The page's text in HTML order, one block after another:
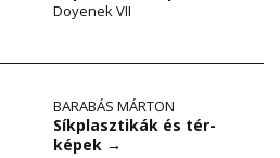
Doyenek VII
BARABÁS MÁRTON
Síkplasztikák és tér-
képek →